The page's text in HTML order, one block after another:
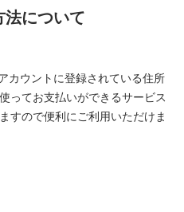
法について
カウントに登録されている住所
ってお支払いができるサービス
すので便利にご利用いただけま